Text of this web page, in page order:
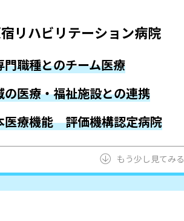
リハビリテーション病院
門職種とのチーム医療
の医療・福祉施設との連携
医療機能 評価機構認定病院
もう少し見てみる